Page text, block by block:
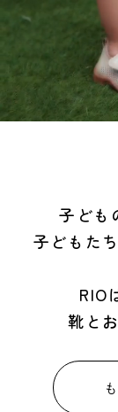
子ども
子どもた
RIO
靴と